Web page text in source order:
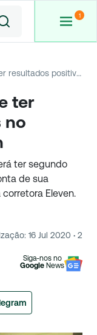
Hypera (HYPE3) deve ter resultados positivos no 2TRI20, prevê Eleven
ter
no
ter segundo
de sua
Eleven.
16 Jul 2020 · 2
Siga-nos no
Google News